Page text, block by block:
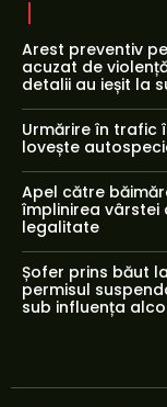
Arest preventiv
acuzat de
detalii au ieșit la
Urmărire în trafic
lovește
Apel către
împlinirea vârstei
legalitate
Șofer prins băut
permisul
sub influența